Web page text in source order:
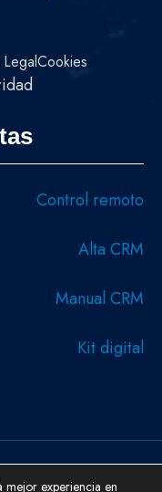
Cookies
Control remoto
Alta CRM
Manual CRM
Kit digital
mejor experiencia en